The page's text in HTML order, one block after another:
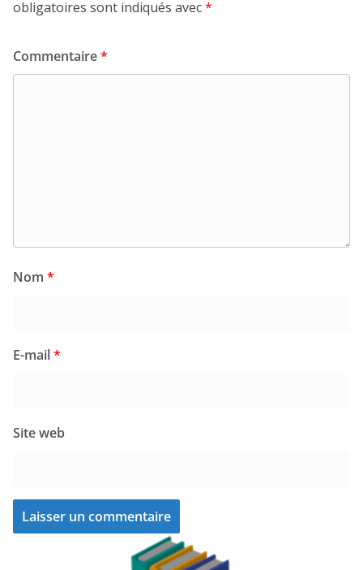
obligatoires sont indiqués avec*
Commentaire*
Nom *
E-mail*
Site web